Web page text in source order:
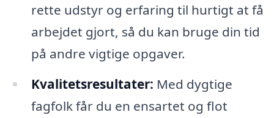
rette udstyr og erfaring til hurtigt at få
arbejdet gjort, så du kan bruge din tid
på andre vigtige opgaver.
Kvalitetsresultater: Med dygtige
fagfolk får du en ensartet og flot